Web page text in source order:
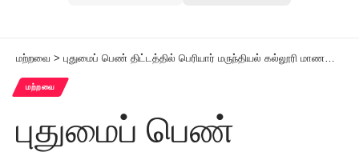
மற்றவை > புதுமைப் பெண் திட்டத்தில் பெரியார் மருந்தியல் கல்லூரி மாணவிகள் தேர்வு
மற்றவை
புதுமைப் பெண்